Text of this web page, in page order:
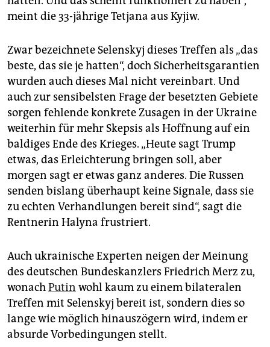
meint die 33-jährige Tetjana aus Kyjiw.
Zwar bezeichnete Selenskyj dieses Treffen als „das
beste, das sie je hatten“, doch Sicherheitsgarantien
wurden auch dieses Mal nicht vereinbart. Und
auch zur sensibelsten Frage der besetzten Gebiete
sorgen fehlende konkrete Zusagen in der Ukraine
weiterhin für mehr Skepsis als Hoffnung auf ein
baldiges Ende des Krieges. „Heute sagt Trump
etwas, das Erleichterung bringen soll, aber
morgen sagt er etwas ganz anderes. Die Russen
senden bislang überhaupt keine Signale, dass sie
zu echten Verhandlungen bereit sind“, sagt die
Rentnerin Halyna frustriert.
Auch ukrainische Experten neigen der Meinung
des deutschen Bundeskanzlers Friedrich Merz zu,
wonachPutin wohl kaum zu einem bilateralen
Treffen mit Selenskyj bereit ist, sondern dies so
lange wie möglich hinauszögern wird, indem er
absurde Vorbedingungen stellt.